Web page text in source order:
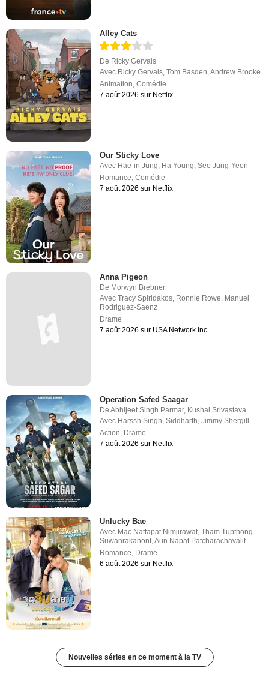
Alley Cats
De Ricky Gervais
Avec Ricky Gervais ,Tom Basden ,Andrew Brooke
Animation ,Comédie
7 août 2026 sur Netflix
Our Sticky Love
Avec Hae-in Jung, Ha Young,Seo Jung-Yeon
Romance,Comédie
7 août 2026 sur Netflix
Anna Pigeon
De Morwyn Brebner
AvecTracy Spiridakos, Ronnie Rowe, Manuel
Rodriguez-Saenz
Drame
7 août 2026 sur USA Network Inc.
Operation Safed Saagar
DeAbhijeet Singh Parmar, Kushal Srivastava
Avec Harssh Singh ,Siddharth ,Jimmy Shergill
Action Drame
7 août 2026 sur Netflix
Unlucky Bae
Avec Mac Nattapat Nimjirawat,Tham Tupthong
Suwanrakanont,Aun Napat Patcharachavalit
Romance, Drame
6 août 2026 sur Netflix
Nouvelles séries en ce moment à la TV